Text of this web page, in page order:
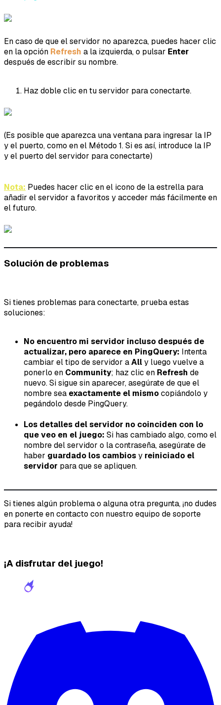
En caso de que el servidor no aparezca, puedes hacer clic
en la opción Refresh a la izquierda, o pulsar Enter
después de escribir su nombre.
Haz doble clic en tu servidor para conectarte.
(Es posible que aparezca una ventana para ingresar la IP
y el puerto, como en el Método 1. Si es así, introduce la IP
y el puerto del servidor para conectarte)
Nota: Puedes hacer clic en el icono de la estrella para
añadir el servidor a favoritos y acceder más fácilmente en
el futuro.
Solución de problemas
Si tienes problemas para conectarte, prueba estas
soluciones:
No encuentro mi servidor incluso después de
actualizar, pero aparece en PingQuery: Intenta
cambiar el tipo de servidor aAlly luego vuelve a
ponerlo en Community; haz clic en Refresh de
nuevo. Si sigue sin aparecer, asegúrate de que el
nombre sea exactamente el mismocopiándolo y
pegándolo desde PingQuery.
Los detalles del servidor no coinciden con lo
que veo en el juego: Si has cambiado algo, como el
nombre del servidor o la contraseña, asegúrate de
haber guardado los cambiosy reiniciado el
servidor para que se apliquen.
Si tienes algún problema o alguna otra pregunta, ¡no dudes
en ponerte en contacto con nuestro equipo de soporte
para recibir ayuda!
¡A disfrutar del juego!